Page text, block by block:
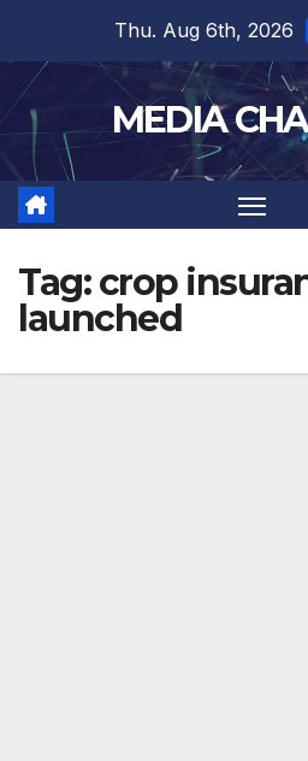
Thu. Aug 6th, 2026
MEDIA
Tag:crop
launched